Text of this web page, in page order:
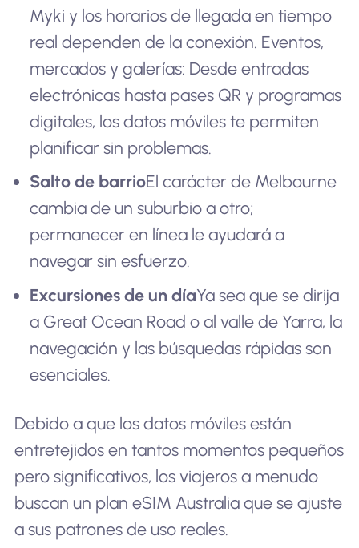
Myki y los horarios de llegada en tiempo
real dependen de la conexión. Eventos,
mercados y galerías: Desde entradas
electrónicas hasta pases QR y programas
digitales, los datos móviles te permiten
planificar sin problemas.
Salto de barrioEl carácter de Melbourne
cambia de un suburbio a otro;
permanecer en línea le ayudará a
navegar sin esfuerzo.
Excursiones de un díaYa sea que se dirija
a Great Ocean Road o al valle de Yarra, la
navegación y las búsquedas rápidas son
esenciales.
Debido a que los datos móviles están
entretejidos en tantos momentos pequeños
pero significativos, los viajeros a menudo
buscan un plan eSIM Australia que se ajuste
a sus patrones de uso reales.